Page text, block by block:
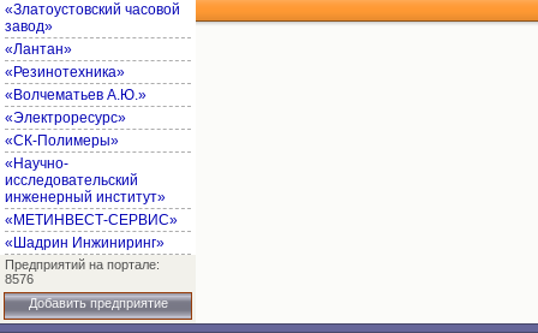
«Златоустовский часовой
завод»
«Лантан»
«Резинотехника»
«Волчематьев А.Ю.»
«Электроресурс»
«СК-Полимеры»
«Научно-
исследовательский
инженерный институт»
«МЕТИНВЕСТ-СЕРВИС»
«Шадрин Инжиниринг»
Предприятий на портале:
8576
Добавить предприятие